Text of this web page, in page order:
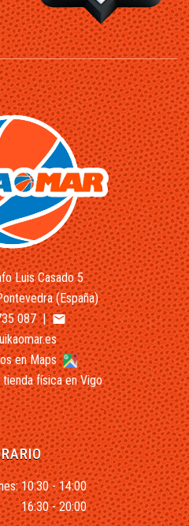
Luis Casado 5
(España)
087|email
en Maps
física en Vigo
10:30 - 14:00
16:30 - 20:00